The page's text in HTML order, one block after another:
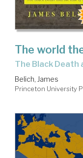
The world
the Black
Belich, James
Princeton University